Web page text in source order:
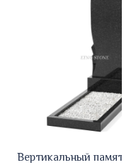
Вертикальный